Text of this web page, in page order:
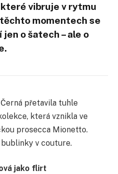
vibruje v rytmu
momentech se
o šatech – ale o
přetavila tuhle
která vznikla ve
prosecca Mionetto.
v couture.
jako flirt